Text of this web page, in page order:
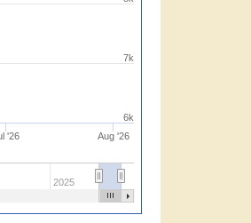
'26 Aug '26
2025
7k
6k